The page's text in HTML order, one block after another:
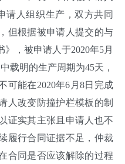
请人组织生产，双方共同
但根据被申请人提交的与
，被申请人于2020年5月
载明的生产周期为45天，
可能在2020年6月8日完成
人改变防撞护栏模板的制
证实其主张且申请人也不
履行合同证据不足，仲裁
合同是否应该解除的过程